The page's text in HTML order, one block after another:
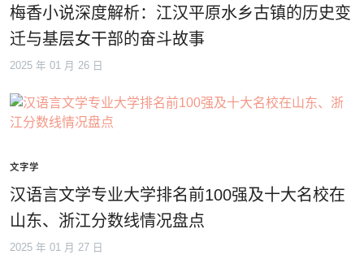
梅香小说深度解析：江汉平原水乡古镇的历史变
迁与基层女干部的奋斗故事
2025 年 01 月 26 日
文字学
汉语言文学专业大学排名前100强及十大名校在
山东、浙江分数线情况盘点
2025 年 01 月 27 日